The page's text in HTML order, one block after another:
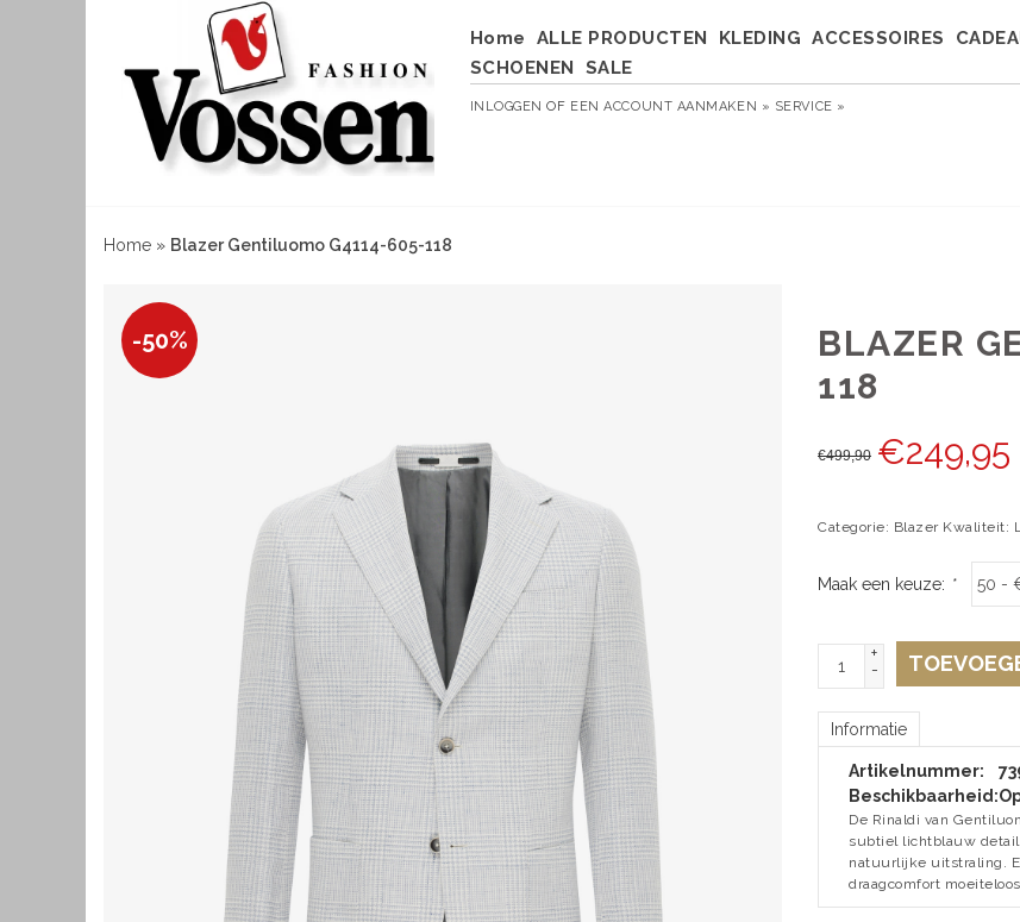
Home ALLE PRODUCTEN KLEDING ACCESSOIRES
SCHOENEN
SALE
INLOGGEN OF EEN ACCOUNT AANMAKEN » SERVICE »
Home » Blazer Gentiluomo G4114-605-118
-50%
BLAZER
118
€499,90 €249,95
Categorie: Blazer Kwaliteit:
Maak een keuze: *
+
-
Informatie
Artikelnummer:
Beschikbaarheid:
De Rinaldi van
subtiel lichtblauw
natuurlijke uitstraling.
draagcomfort